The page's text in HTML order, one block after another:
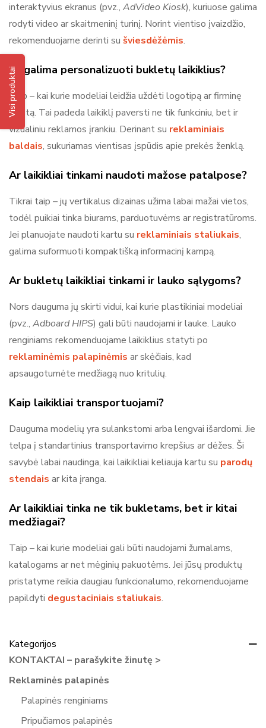
Kategorijos
KONTAKTAI – parašykite žinutę >
Reklaminės palapinės
Palapinės renginiams
Pripučiamos palapinės
Visi produktai
interaktyvius ekranus (pvz., AdVideo Kiosk), kuriuose galima
rodyti video ar skaitmeninį turinį. Norint vientiso įvaizdžio,
rekomenduojame derinti su šviesdėžėmis.
Ar galima personalizuoti bukletų laikiklius?
Taip – kai kurie modeliai leidžia uždėti logotipą ar firminę
juostą. Tai padeda laikiklį paversti ne tik funkciniu, bet ir
vizualiniu reklamos įrankiu. Derinant su reklaminiais
baldais, sukuriamas vientisas įspūdis apie prekės ženklą.
Ar laikikliai tinkami naudoti mažose patalpose?
Tikrai taip – jų vertikalus dizainas užima labai mažai vietos,
todėl puikiai tinka biurams, parduotuvėms ar registratūroms.
Jei planuojate naudoti kartu su reklaminiais staliukais,
galima suformuoti kompaktišką informacinį kampą.
Ar bukletų laikikliai tinkami ir lauko sąlygoms?
Nors dauguma jų skirti vidui, kai kurie plastikiniai modeliai
(pvz., Adboard HIPS) gali būti naudojami ir lauke. Lauko
renginiams rekomenduojame laikiklius statyti po
reklaminėmis palapinėmis ar skėčiais, kad
apsaugotumėte medžiagą nuo kritulių.
Kaip laikikliai transportuojami?
Dauguma modelių yra sulankstomi arba lengvai išardomi. Jie
telpa į standartinius transportavimo krepšius ar dėžes. Ši
savybė labai naudinga, kai laikikliai keliauja kartu su parodų
stendais ar kita įranga.
Ar laikikliai tinka ne tik bukletams, bet ir kitai
medžiagai?
Taip – kai kurie modeliai gali būti naudojami žurnalams,
katalogams ar net mėginių pakuotėms. Jei jūsų produktų
pristatyme reikia daugiau funkcionalumo, rekomenduojame
papildyti degustaciniais staliukais.